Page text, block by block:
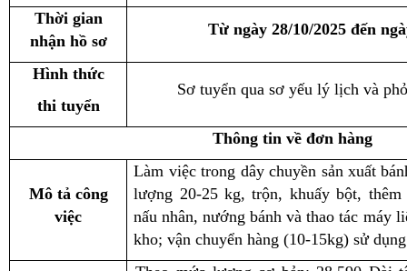
Thời gian
nhận hồ sơ
Từ ngày 28/10/2025 đến
Hình thức
thi tuyển
Sơ tuyển qua sơ yếu lý lịch và
Thông tin về đơn hàng
Mô tả công
việc
Làm việc trong dây chuyền sản xuất
lượng 20-25 kg, trộn, khuấy bột,
nấu nhân, nướng bánh và thao tác máy
kho; vận chuyển hàng (10-15kg) sử